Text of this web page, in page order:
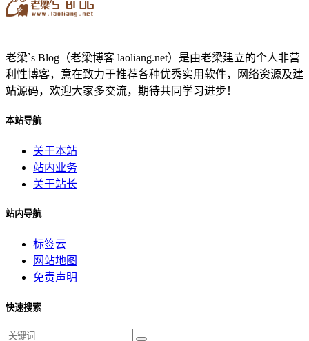
老梁`s Blog（老梁博客 laoliang.net）是由老梁建立的个人非营
利性博客，意在致力于推荐各种优秀实用软件，网络资源及建
站源码，欢迎大家多交流，期待共同学习进步！
本站导航
关于本站
站内业务
关于站长
站内导航
标签云
网站地图
免责声明
快速搜索